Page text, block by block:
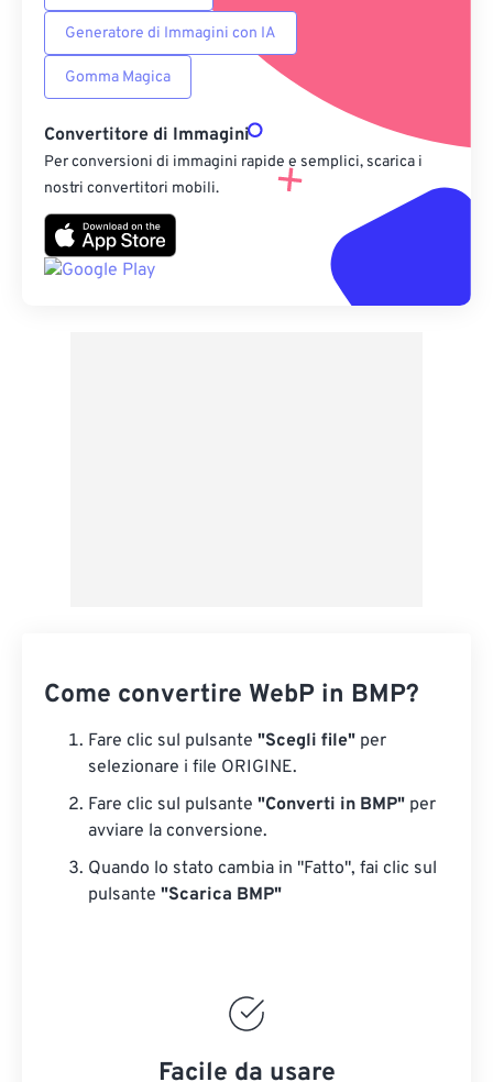
Generatore di Immagini con IA
Gomma Magica
Convertitore di Immagini
Per conversioni di immagini rapide e semplici, scarica i
nostri convertitori mobili.
Come convertire WebP in BMP?
Fare clic sul pulsante "Scegli file" per
selezionare i file ORIGINE.
Fare clic sul pulsante "Converti in BMP" per
avviare la conversione.
Quando lo stato cambia in "Fatto", fai clic sul
pulsante "Scarica BMP"
Facile da usare